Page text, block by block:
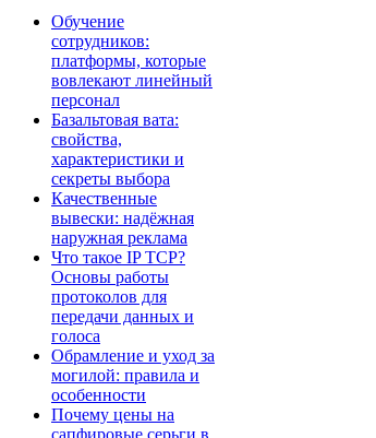
Обучение
сотрудников:
платформы, которые
вовлекают линейный
персонал
Базальтовая вата:
свойства,
характеристики и
секреты выбора
Качественные
вывески: надёжная
наружная реклама
Что такое IP TCP?
Основы работы
протоколов для
передачи данных и
голоса
Обрамление и уход за
могилой: правила и
особенности
Почему цены на